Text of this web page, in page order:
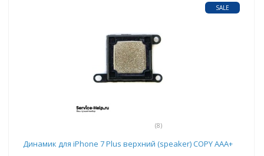
(8)
SALE
Динамик для iPhone 7 Plus верхний (speaker) COPY AAA+